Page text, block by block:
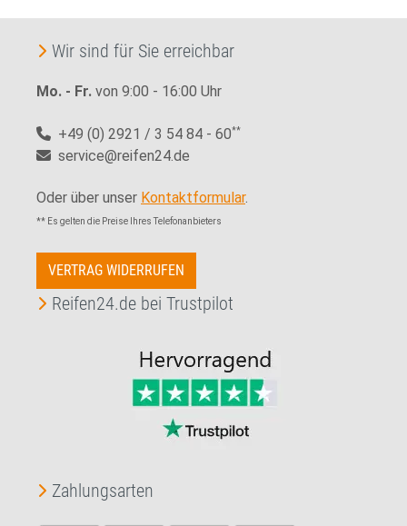
Wir sind für Sie erreichbar
Mo. - Fr. von 9:00 - 16:00 Uhr
+49 (0) 2921 / 3 54 84 - 60**
service@reifen24.de
Oder über unser Kontaktformular.
** Es gelten die Preise Ihres Telefonanbieters
VERTRAG WIDERRUFEN
Reifen24.de bei Trustpilot
Zahlungsarten